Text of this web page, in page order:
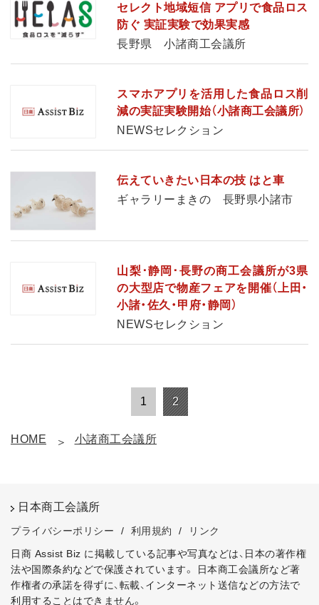
セレクト地域短信 アプリで食品ロス
防ぐ 実証実験で効果実感
長野県 小諸商工会議所
スマホアプリを活用した食品ロス削
減の実証実験開始（小諸商工会議所）
NEWSセレクション
伝えていきたい日本の技 はと車
ギャラリーまきの 長野県小諸市
山梨･静岡･長野の商工会議所が3県
の大型店で物産フェアを開催（上田・
小諸・佐久・甲府・静岡）
NEWSセレクション
1 2
HOME 小諸商工会議所
日本商工会議所
プライバシーポリシー / 利用規約 /
リンク
日商 Assist Biz に掲載している記事や写真などは、日本の著作権
法や国際条約などで保護されています。
日本商工会議所など著
作権者の承諾を得ずに、転載、インターネット送信などの方法で
利用することはできません。